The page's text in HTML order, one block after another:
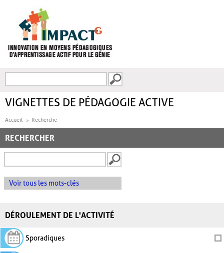
FORMULAIRE DE
VIGNETTES DE PÉDAGOGIE ACTIVE
Accueil Recherche
RECHERCHER
Voir tous les mots-clés
DÉROULEMENT DE L'ACTIVITÉ
Sporadiques